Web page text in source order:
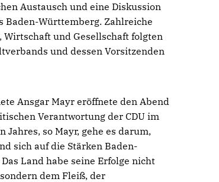
Austausch und eine Diskussion
Baden-Württemberg. Zahlreiche
und Gesellschaft folgten
und dessen Vorsitzenden
Ansgar Mayr eröffnete den Abend
Verantwortung der CDU im
Jahres, so Mayr, gehe es darum,
sich auf die Stärken Baden-
Land habe seine Erfolge nicht
dem Fleiß, der